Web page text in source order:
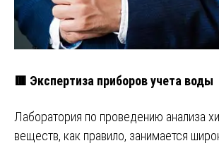
🟥 Экспертиза приборов учета воды
Лаборатория по проведению анализа
веществ, как правило, занимается